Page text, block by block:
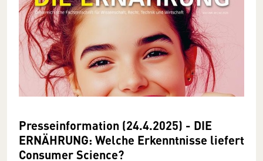
Presseinformation (24.4.2025) - DIE
ERNÄHRUNG: Welche Erkenntnisse liefert
Consumer Science?